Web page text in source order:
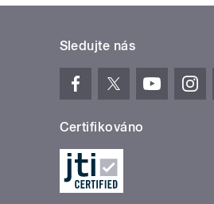
Sledujte nás
Certifikováno